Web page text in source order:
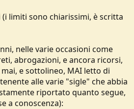
limiti sono chiarissimi, è scritta
nelle varie occasioni come
abrogazioni, e ancora ricorsi,
e sottolineo, MAI letto di
alle varie "sigle" che abbia
riportato quanto segue,
a conoscenza):